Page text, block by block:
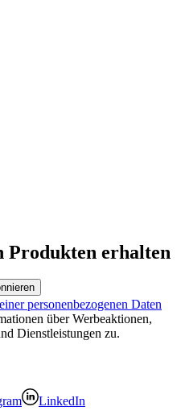
Produkten erhalten
personenbezogenen Daten
über Werbeaktionen,
Dienstleistungen zu.
LinkedIn